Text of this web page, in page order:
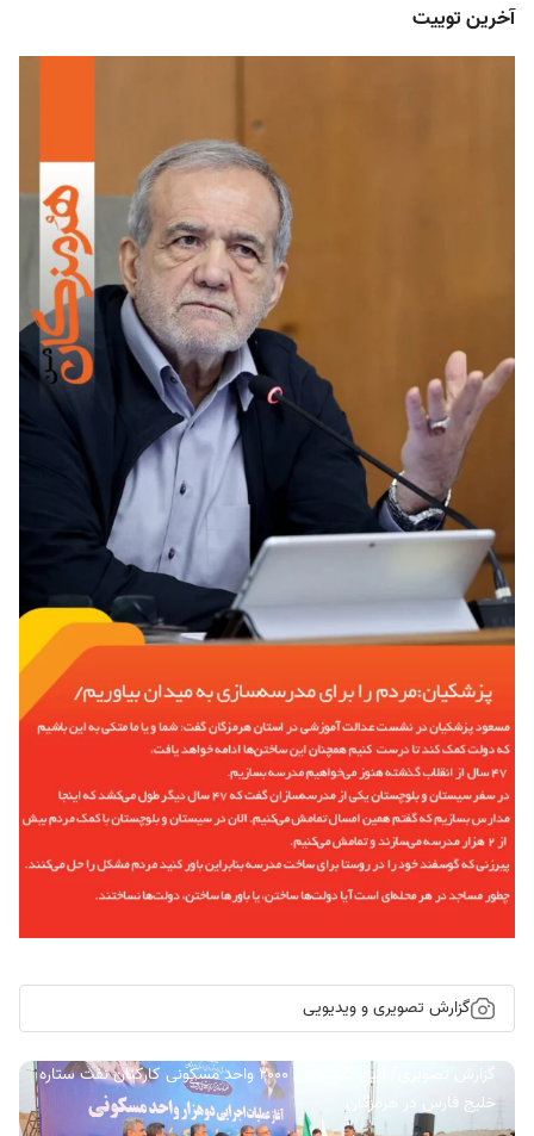
آخرین توییت
گزارش تصویری و ویدیویی
گزارش تصویری/ آیین کلنگ زنی ۲۰۰۰ واحد مسکونی کارکنان نفت ستاره
خلیج فارس در هرمزگان